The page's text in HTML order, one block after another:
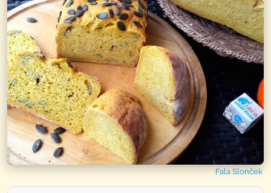
Fala Slonček